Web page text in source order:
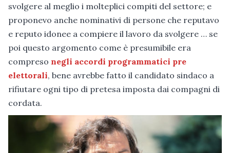
svolgere al meglio i molteplici compiti del settore; e
proponevo anche nominativi di persone che reputavo
e reputo idonee a compiere il lavoro da svolgere … se
poi questo argomento come è presumibile era
compreso negli accordi programmatici pre
elettorali, bene avrebbe fatto il candidato sindaco a
rifiutare ogni tipo di pretesa imposta dai compagni di
cordata.